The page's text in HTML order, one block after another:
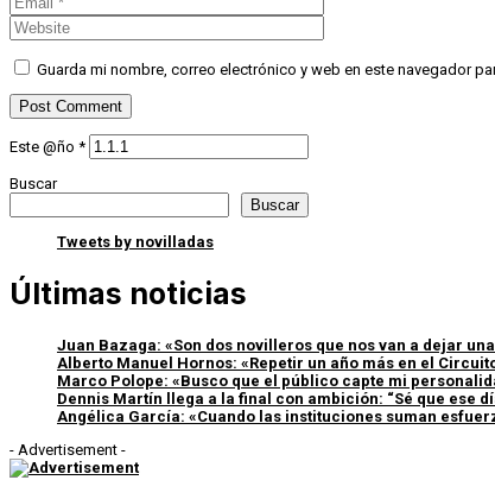
Guarda mi nombre, correo electrónico y web en este navegador
Este @ño *
Buscar
Buscar
Tweets by novilladas
Últimas noticias
Juan Bazaga: «Son dos novilleros que nos van a dejar
Alberto Manuel Hornos: «Repetir un año más en el
Marco Polope: «Busco que el público capte mi
Dennis Martín llega a la final con ambición: “Sé que ese
Angélica García: «Cuando las instituciones suman
- Advertisement -